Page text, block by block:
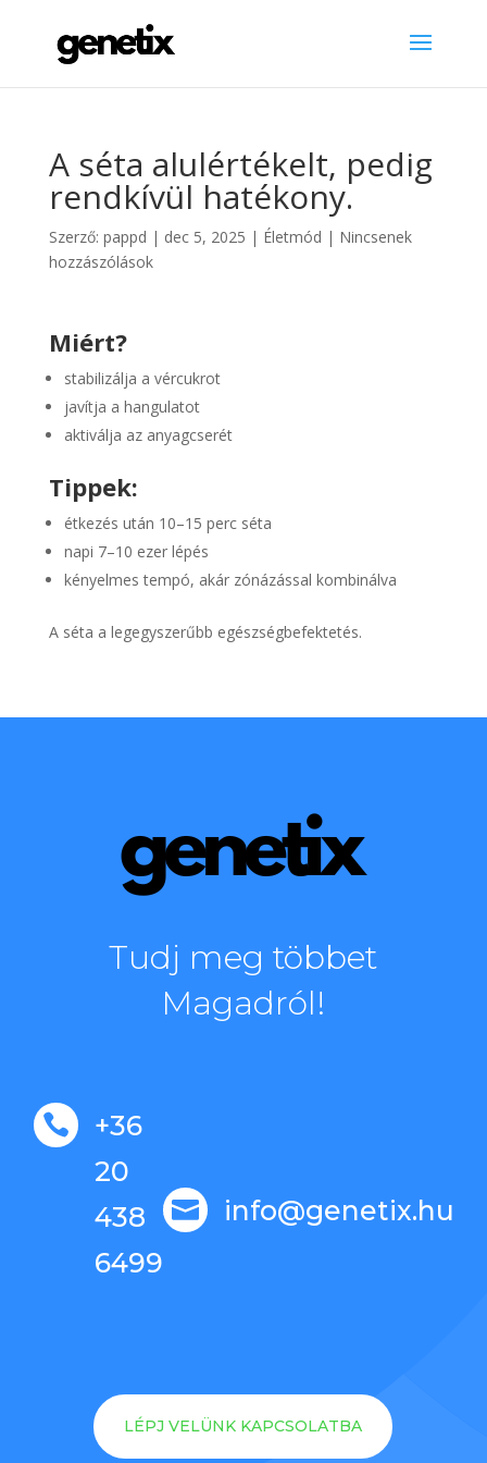
A séta alulértékelt, pedig
rendkívül hatékony.
Szerző: pappd | dec 5, 2025 | Életmód | Nincsenek
hozzászólások
Miért?
stabilizálja a vércukrot
javítja a hangulatot
aktiválja az anyagcserét
Tippek:
étkezés után 10–15 perc séta
napi 7–10 ezer lépés
kényelmes tempó, akár zónázással kombinálva
A séta a legegyszerűbb egészségbefektetés.
Tudj meg többet
Magadról!

+36
20
438
6499
 info@genetix.hu
LÉPJ VELÜNK KAPCSOLATBA